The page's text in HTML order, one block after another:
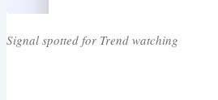
Signal spotted for Trend watching